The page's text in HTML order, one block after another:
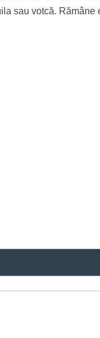
sau votcă.